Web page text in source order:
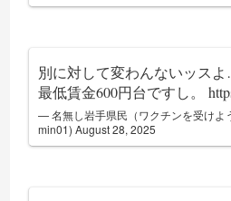
別に対して変わんないッス
最低賃金600円台ですし。
— 名無し岩手県民（ワクチンを受けよ
min01)August 28, 2025